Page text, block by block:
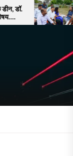
सूरत में बाढ़ से
पर फूटा गुस्सा!